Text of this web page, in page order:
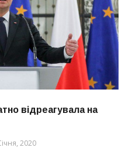
відреагувала на
2020